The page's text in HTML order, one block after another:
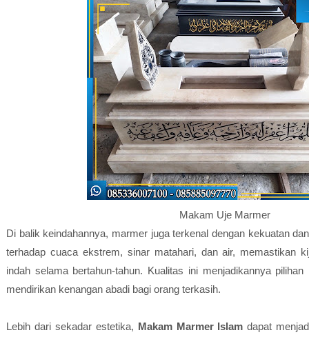
Makam Uje Marmer
Di balik keindahannya, marmer juga terkenal dengan kekuatan
terhadap cuaca ekstrem, sinar matahari, dan air, memastikan
indah selama bertahun-tahun. Kualitas ini menjadikannya
mendirikan kenangan abadi bagi orang terkasih.
Lebih dari sekadar estetika, Makam Marmer Islam dapat